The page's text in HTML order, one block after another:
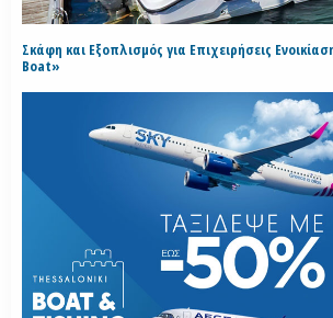
Σκάφη και Εξοπλισμός για Επιχειρήσεις
Boat»